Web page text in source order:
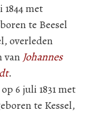
met
te Beesel
overleden
van Johannes
.
6 juli 1831 met
te Kessel,